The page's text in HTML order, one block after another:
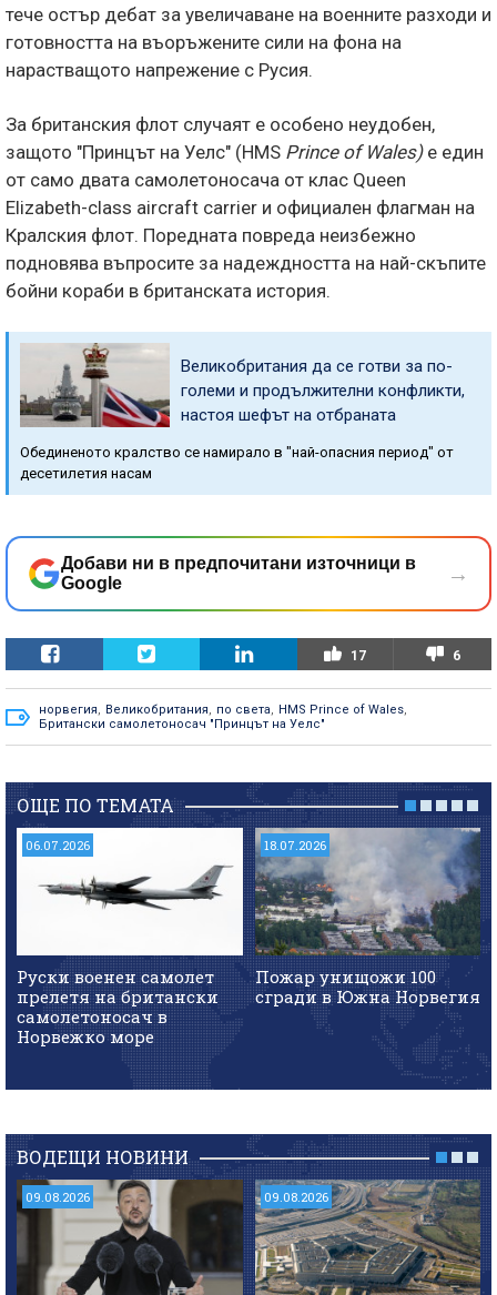
тече остър дебат за увеличаване на военните разходи и
готовността на въоръжените сили на фона на
нарастващото напрежение с Русия.
За британския флот случаят е особено неудобен,
защото "Принцът на Уелс" (HMS Prince of Wales)е един
от само двата самолетоносача от клас Queen
Elizabeth-class aircraft carrier и официален флагман на
Кралския флот. Поредната повреда неизбежно
подновява въпросите за надеждността на най-скъпите
бойни кораби в британската история.
Великобритания да се готви за по-
големи и продължителни конфликти,
настоя шефът на отбраната
Обединеното кралство се намирало в "най-опасния период" от
десетилетия насам
Добави ни в предпочитани източници в
Google
→
17 6
норвегия, Великобритания, по света, HMS Prince of Wales,
Британски самолетоносач "Принцът на Уелс"
ОЩЕ ПО ТЕМАТА
06.07.2026
Руски военен самолет
прелетя на британски
самолетоносач в
Норвежко море
18.07.2026
Пожар унищожи 100
сгради в Южна Норвегия
ВОДЕЩИ НОВИНИ
09.08.2026 09.08.2026